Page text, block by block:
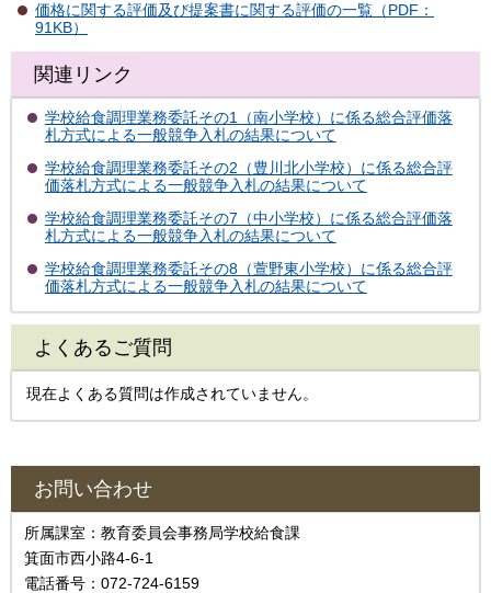
価格に関する評価及び提案書に関する評価の一覧（PDF：
91KB）
関連リンク
学校給食調理業務委託その1（南小学校）に係る総合評価落
札方式による一般競争入札の結果について
学校給食調理業務委託その2（豊川北小学校）に係る総合評
価落札方式による一般競争入札の結果について
学校給食調理業務委託その7（中小学校）に係る総合評価落
札方式による一般競争入札の結果について
学校給食調理業務委託その8（萱野東小学校）に係る総合評
価落札方式による一般競争入札の結果について
よくあるご質問
現在よくある質問は作成されていません。
お問い合わせ
所属課室：教育委員会事務局学校給食課
箕面市西小路4-6-1
電話番号：072-724-6159